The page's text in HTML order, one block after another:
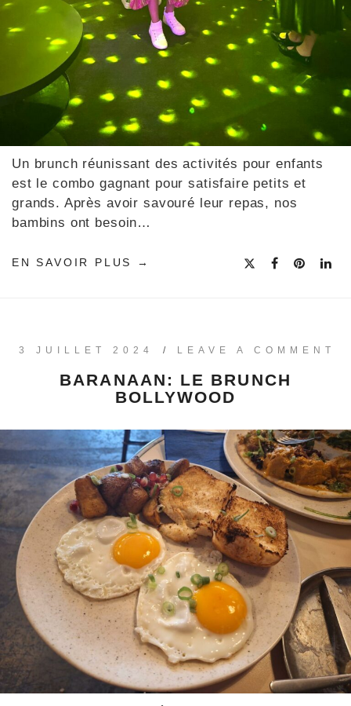
Un brunch réunissant des activités pour enfants
est le combo gagnant pour satisfaire petits et
grands. Après avoir savouré leur repas, nos
bambins ont besoin…
EN SAVOIR PLUS
3 JUILLET 2024 / LEAVE A COMMENT
BARANAAN: LE BRUNCH
BOLLYWOOD